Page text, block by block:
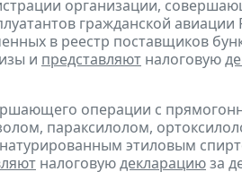
организации,
гражданской авиации
в реестр поставщиков
и представляют налоговую
операции с
параксилолом,
этиловым
налоговуюдекларациюза